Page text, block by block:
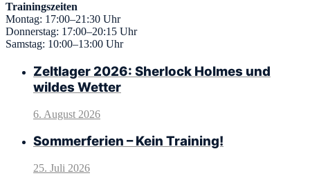
Trainingszeiten
Montag: 17:00–21:30 Uhr
Donnerstag: 17:00–20:15 Uhr
Samstag: 10:00–13:00 Uhr
Zeltlager 2026: Sherlock Holmes und
wildes Wetter
6. August 2026
Sommerferien – Kein Training!
25. Juli 2026